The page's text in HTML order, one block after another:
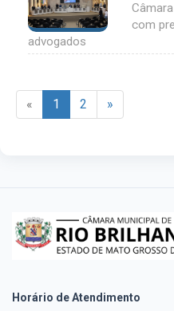
com
advogados
« 1 2 »
Horário de Atendimento